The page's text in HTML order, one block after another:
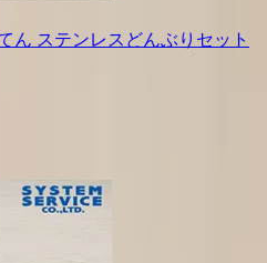
ん ステンレスどんぶりセット